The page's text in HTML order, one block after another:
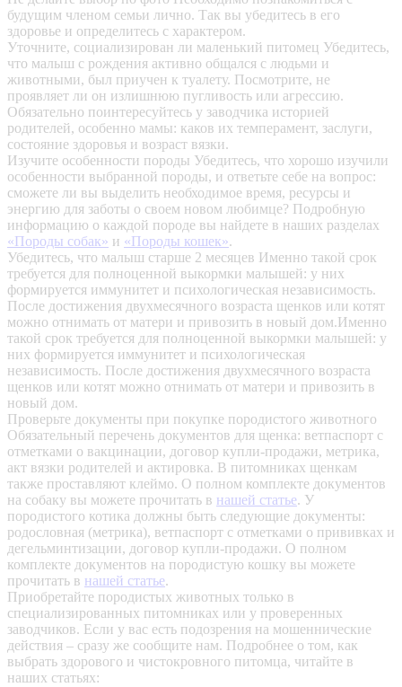
будущим членом семьи лично. Так вы убедитесь в его
здоровье и определитесь с характером.
Уточните, социализирован ли маленький питомец Убедитесь,
что малыш с рождения активно общался с людьми и
животными, был приучен к туалету. Посмотрите, не
проявляет ли он излишнюю пугливость или агрессию.
Обязательно поинтересуйтесь у заводчика историей
родителей, особенно мамы: каков их темперамент, заслуги,
состояние здоровья и возраст вязки.
Изучите особенности породы Убедитесь, что хорошо изучили
особенности выбранной породы, и ответьте себе на вопрос:
сможете ли вы выделить необходимое время, ресурсы и
энергию для заботы о своем новом любимце? Подробную
информацию о каждой породе вы найдете в наших разделах
«Породы собак» и «Породы кошек».
Убедитесь, что малыш старше 2 месяцев Именно такой срок
требуется для полноценной выкормки малышей: у них
формируется иммунитет и психологическая независимость.
После достижения двухмесячного возраста щенков или котят
можно отнимать от матери и привозить в новый дом.Именно
такой срок требуется для полноценной выкормки малышей: у
них формируется иммунитет и психологическая
независимость. После достижения двухмесячного возраста
щенков или котят можно отнимать от матери и привозить в
новый дом.
Проверьте документы при покупке породистого животного
Обязательный перечень документов для щенка: ветпаспорт с
отметками о вакцинации, договор купли-продажи, метрика,
акт вязки родителей и актировка. В питомниках щенкам
также проставляют клеймо. О полном комплекте документов
на собаку вы можете прочитать в нашей статье. У
породистого котика должны быть следующие документы:
родословная (метрика), ветпаспорт с отметками о прививках и
дегельминтизации, договор купли-продажи. О полном
комплекте документов на породистую кошку вы можете
прочитать в нашей статье.
Приобретайте породистых животных только в
специализированных питомниках или у проверенных
заводчиков. Если у вас есть подозрения на мошеннические
действия – сразу же сообщите нам. Подробнее о том, как
выбрать здорового и чистокровного питомца, читайте в
наших статьях: